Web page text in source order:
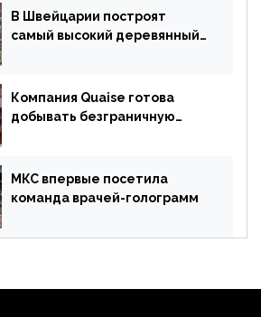
В Швейцарии построят
самый высокий деревянный
Компания Quaise готова
добывать безграничную
МКС впервые посетила
команда врачей-голограмм